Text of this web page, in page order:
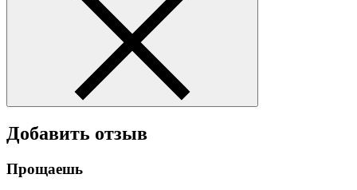
Добавить отзыв
Прощаешь